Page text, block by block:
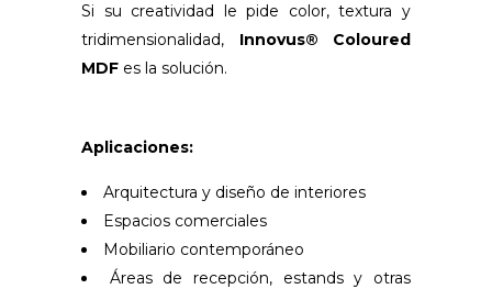
Si su creatividad le pide color, textura y
tridimensionalidad, Innovus® Coloured
MDF es la solución.
Aplicaciones:
Arquitectura y diseño de interiores
Espacios comerciales
Mobiliario contemporáneo
Áreas de recepción, estands y otras